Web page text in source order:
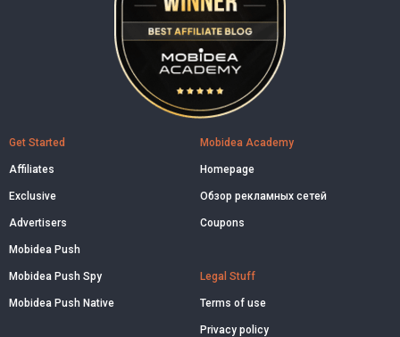
Get Started
Affiliates
Exclusive
Advertisers
Mobidea Push
Mobidea Push Spy
Mobidea Push Native
Mobidea Academy
Homepage
Обзор рекламных сетей
Coupons
Legal Stuff
Terms of use
Privacy policy